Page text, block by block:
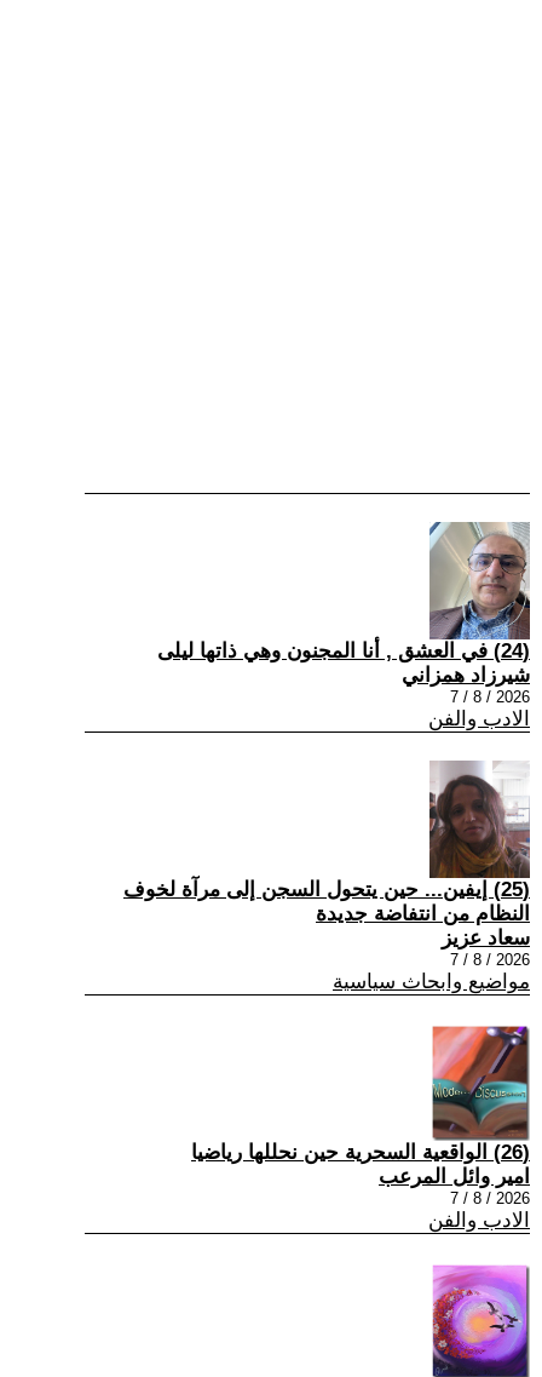
(24) في العشق , أنا المجنون وهي ذاتها ليلى
شيرزاد همزاني
2026 / 8 / 7
الادب والفن
(25) إيفين... حين يتحول السجن إلى مرآة لخوف
النظام من انتفاضة جديدة
سعاد عزيز
2026 / 8 / 7
مواضيع وابحاث سياسية
(26) الواقعية السحرية حين نحللها رياضيا
امير وائل المرعب
2026 / 8 / 7
الادب والفن